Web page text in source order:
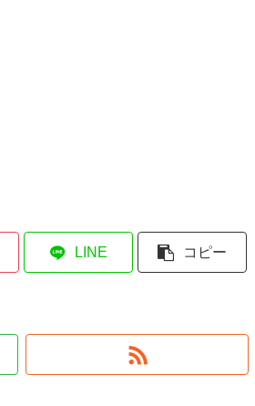
LINE コピー